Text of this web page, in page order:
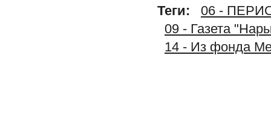
Теги:
06 -
09 - Газета
14 - Из фонда